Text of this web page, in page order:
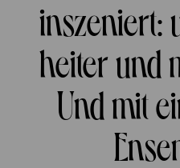
inszeniert:
heiter und
Und mit